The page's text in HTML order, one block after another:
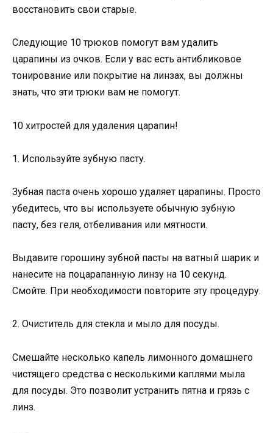
восстановить свои старые.
Следующие 10 трюков помогут вам удалить
царапины из очков. Если у вас есть антибликовое
тонирование или покрытие на линзах, вы должны
знать, что эти трюки вам не помогут.
10 хитростей для удаления царапин!
1. Используйте зубную пасту.
Зубная паста очень хорошо удаляет царапины. Просто
убедитесь, что вы используете обычную зубную
пасту, без геля, отбеливания или мятности.
Выдавите горошину зубной пасты на ватный шарик и
нанесите на поцарапанную линзу на 10 секунд.
Смойте. При необходимости повторите эту процедуру.
2. Очиститель для стекла и мыло для посуды.
Смешайте несколько капель лимонного домашнего
чистящего средства с несколькими каплями мыла
для посуды. Это позволит устранить пятна и грязь с
линз.